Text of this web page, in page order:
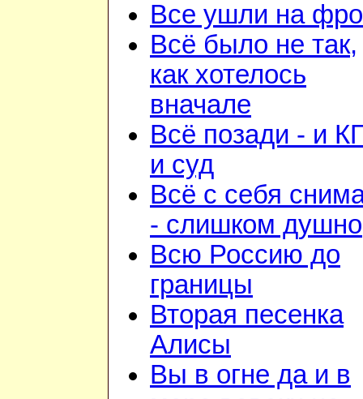
Все ушли на
Всё было не так,
как хотелось
вначале
Всё позади - и
и суд
Всё с себя
- слишком душно
Всю Россию до
границы
Вторая песенка
Алисы
Вы в огне да и в